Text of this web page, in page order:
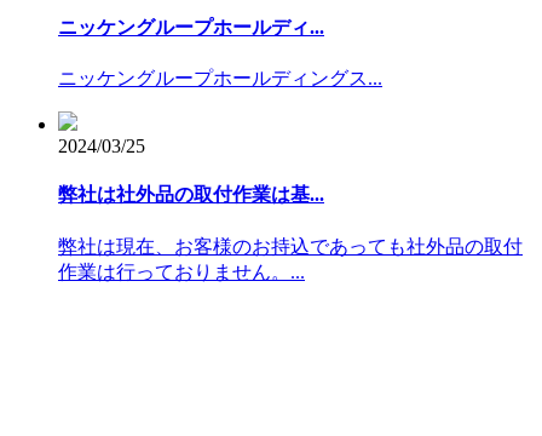
ニッケングループホールディ...
ニッケングループホールディングス...
2024/03/25
弊社は社外品の取付作業は基...
弊社は現在、お客様のお持込であっても社外品の取付
作業は行っておりません。...